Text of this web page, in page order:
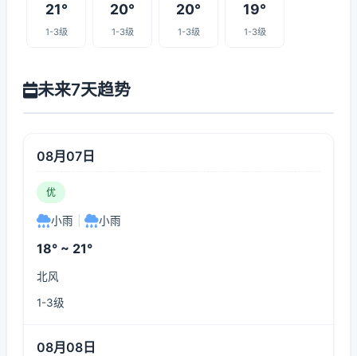
21°
1-3级
20°
1-3级
20°
1-3级
19°
1-3级
未来7天趋势
08月07日
优
小雨 小雨
18° ~ 21°
北风
1-3级
08月08日